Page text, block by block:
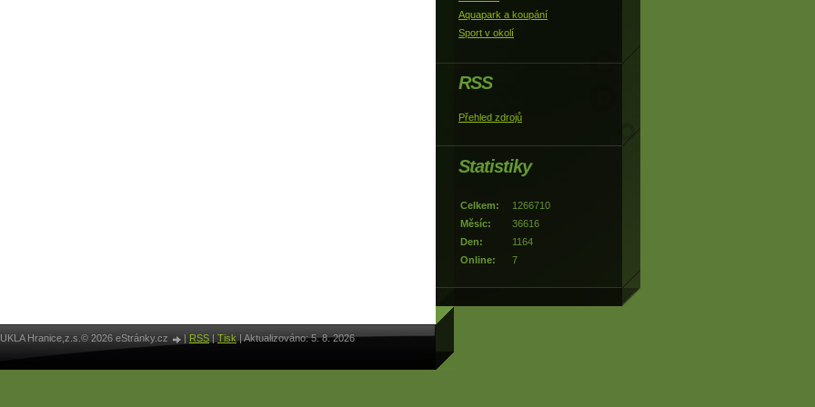
Aquapark a koupání
Sport v okolí
RSS
Přehled zdrojů
Statistiky
Online: 7
Celkem:
1266710
Měsíc:
36616
Den:
1164
Hranice,z.s.© 2026 eStránky.cz RSS Tisk Aktualizováno: 5. 8. 2026